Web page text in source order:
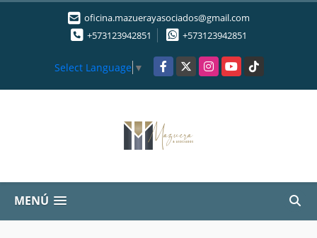
oficina.mazuerayasociados@gmail.com
+573123942851
+573123942851
Select Language ▼ Facebook
X InstagramYouTubeTikTok
MENÚ